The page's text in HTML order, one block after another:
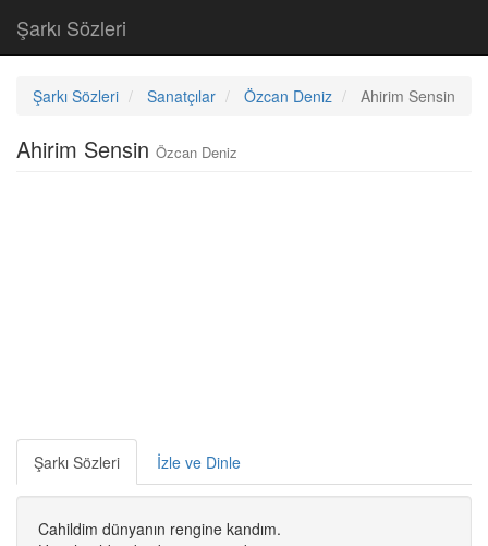
Şarkı Sözleri
Şarkı Sözleri Sanatçılar Özcan Deniz Ahirim Sensin
Ahirim Sensin Özcan Deniz
Şarkı Sözleri İzle ve Dinle
Cahildim dünyanın rengine kandım.